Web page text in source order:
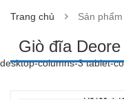
Trang chủ Sản
Giò đĩa Deore
desktop-columns-3 tablet-